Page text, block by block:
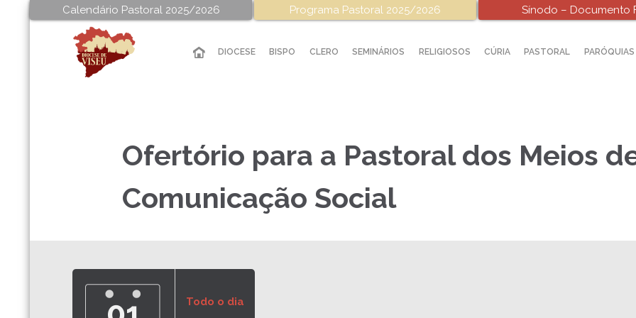
Calendário Pastoral 2025/2026 Programa Pastoral 2025/2026 Sínodo – Documento
DIOCESE BISPO CLERO SEMINÁRIOS RELIGIOSOS CÚRIA PASTORAL PARÓQUIAS
Ofertório para a Pastoral dos Meios
Comunicação Social
Todo o dia